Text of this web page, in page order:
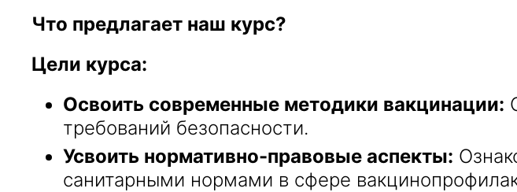
Что предлагает наш курс?
Цели курса:
Освоить современные методики вакцинации:
требований безопасности.
Усвоить нормативно-правовые аспекты:
санитарными нормами в сфере